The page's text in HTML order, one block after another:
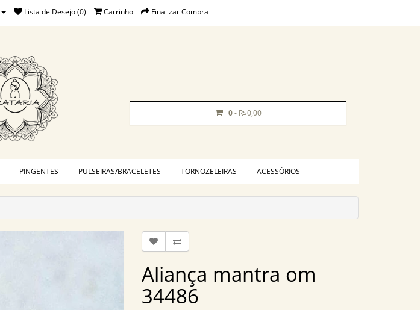
Lista de Desejo (0) Carrinho Finalizar Compra
0- R$0,00
PINGENTES PULSEIRAS/BRACELETES TORNOZELEIRAS ACESSÓRIOS
Aliança mantra om
34486